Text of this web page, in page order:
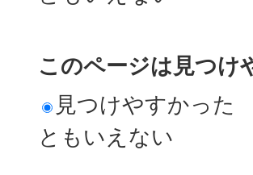
このページは見つけ
見つけやすかった
ともいえない